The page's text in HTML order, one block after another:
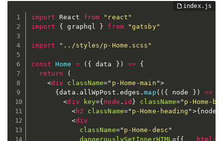
import React from
"react"
import
{ graphql } from "gatsby"
import "../styles/p-Home.scss"
const Home = ( { data } ) => {
return
(
<div className=" p-Home-main ">
{data . allWpPost . edges .map ( ( { node } ) =>
<div key={node . id } className=" p-Home-
<h2 className=" p-Home-heading " >{node
<div
className=" p-Home-desc "
dangerouslySetInnerHTML={{ __html :